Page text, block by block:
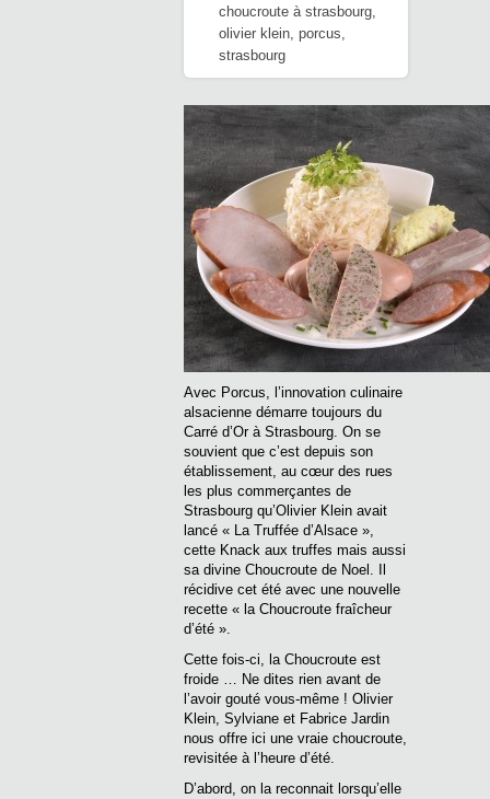
choucroute à strasbourg,
olivier klein, porcus,
strasbourg
Avec Porcus, l’innovation culinaire
alsacienne démarre toujours du
Carré d’Or à Strasbourg. On se
souvient que c’est depuis son
établissement, au cœur des rues
les plus commerçantes de
Strasbourg qu’Olivier Klein avait
lancé « La Truffée d’Alsace »,
cette Knack aux truffes mais aussi
sa divine Choucroute de Noel. Il
récidive cet été avec une nouvelle
recette « la Choucroute fraîcheur
d’été ».
Cette fois-ci, la Choucroute est
froide … Ne dites rien avant de
l’avoir gouté vous-même ! Olivier
Klein, Sylviane et Fabrice Jardin
nous offre ici une vraie choucroute,
revisitée à l’heure d’été.
D’abord, on la reconnait lorsqu’elle